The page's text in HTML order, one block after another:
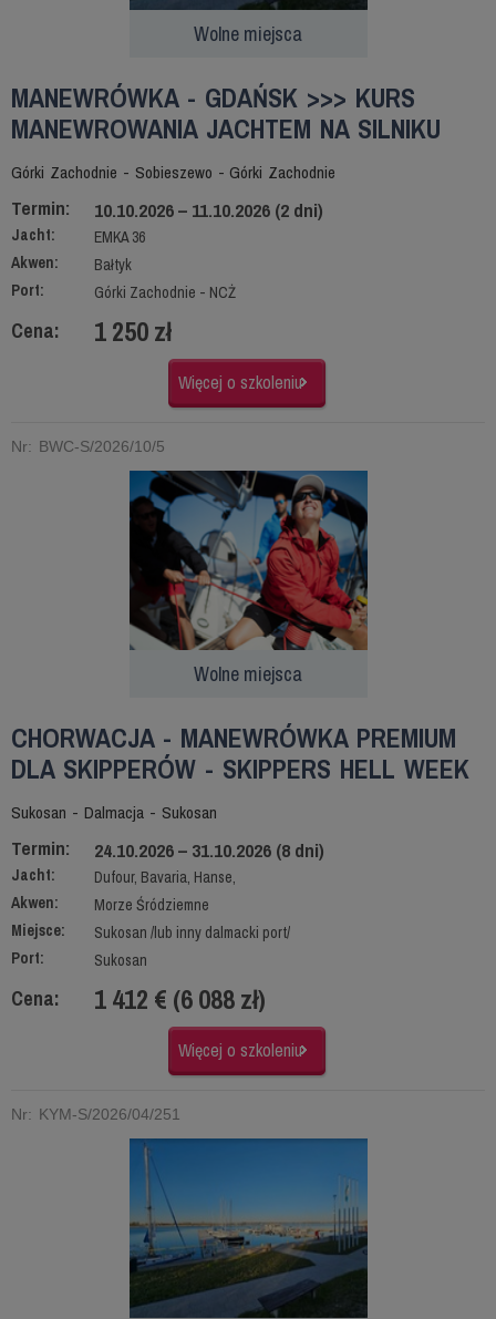
Wolne miejsca
MANEWRÓWKA - GDAŃSK >>> KURS
MANEWROWANIA JACHTEM NA SILNIKU
Górki Zachodnie - Sobieszewo - Górki Zachodnie
Termin: 10.10.2026 – 11.10.2026 (2 dni)
Jacht:
EMKA 36
Akwen:
Bałtyk
Port:
Górki Zachodnie - NCŻ
Cena: 1 250 zł
Więcej o szkoleniu
Nr: BWC-S/2026/10/5
Wolne miejsca
CHORWACJA - MANEWRÓWKA PREMIUM
DLA SKIPPERÓW - SKIPPERS HELL WEEK
Sukosan - Dalmacja - Sukosan
Termin: 24.10.2026 – 31.10.2026 (8 dni)
Jacht:
Dufour, Bavaria, Hanse,
Akwen:
Morze Śródziemne
Miejsce:
Sukosan /lub inny dalmacki port/
Port:
Sukosan
Cena: 1 412 € (6 088 zł)
Więcej o szkoleniu
Nr: KYM-S/2026/04/251